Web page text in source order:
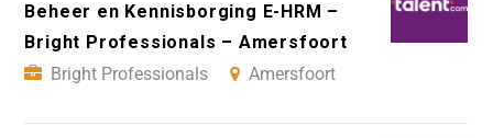
Beheer en Kennisborging E-HRM –
Bright Professionals – Amersfoort
Bright Professionals
Amersfoort